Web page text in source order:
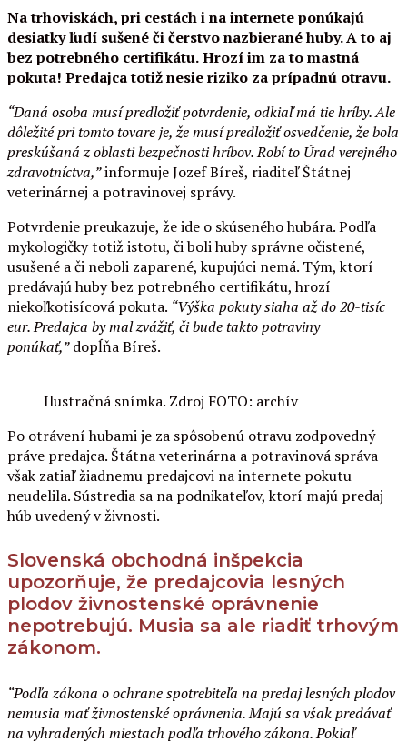
Na trhoviskách, pri cestách i na internete ponúkajú
desiatky ľudí sušené či čerstvo nazbierané huby. A to aj
bez potrebného certifikátu.Hrozí im za to mastná
pokuta! Predajca totiž nesie riziko za prípadnú otravu.
“Daná osoba musí predložiť potvrdenie, odkiaľ má tie hríby. Ale
dôležité pri tomto tovare je, že musí predložiť osvedčenie, že bola
preskúšaná z oblasti bezpečnosti hríbov. Robí to Úrad verejného
zdravotníctva,”informuje Jozef Bíreš, riaditeľ Štátnej
veterinárnej a potravinovej správy.
Potvrdenie preukazuje, že ide o skúseného hubára. Podľa
mykologičky totiž istotu, či boli huby správne očistené,
usušené a či neboli zaparené, kupujúci nemá. Tým, ktorí
predávajú huby bez potrebného certifikátu, hrozí
niekoľkotisícová pokuta. “Výška pokuty siaha až do 20-tisíc
eur. Predajca by mal zvážiť, či bude takto potraviny
ponúkať,”dopĺňa Bíreš.
Ilustračná snímka. Zdroj FOTO: archív
Po otrávení hubami je za spôsobenú otravu zodpovedný
práve predajca. Štátna veterinárna a potravinová správa
však zatiaľ žiadnemu predajcovi na internete pokutu
neudelila. Sústredia sa na podnikateľov, ktorí majú predaj
húb uvedený v živnosti.
Slovenská obchodná inšpekcia
upozorňuje, že predajcovia lesných
plodov živnostenské oprávnenie
nepotrebujú. Musia sa ale riadiť trhovým
zákonom.
“Podľa zákona o ochrane spotrebiteľa na predaj lesných plodov
nemusia mať živnostenské oprávnenia. Majú sa však predávať
na vyhradených miestach podľa trhového zákona. Pokiaľ